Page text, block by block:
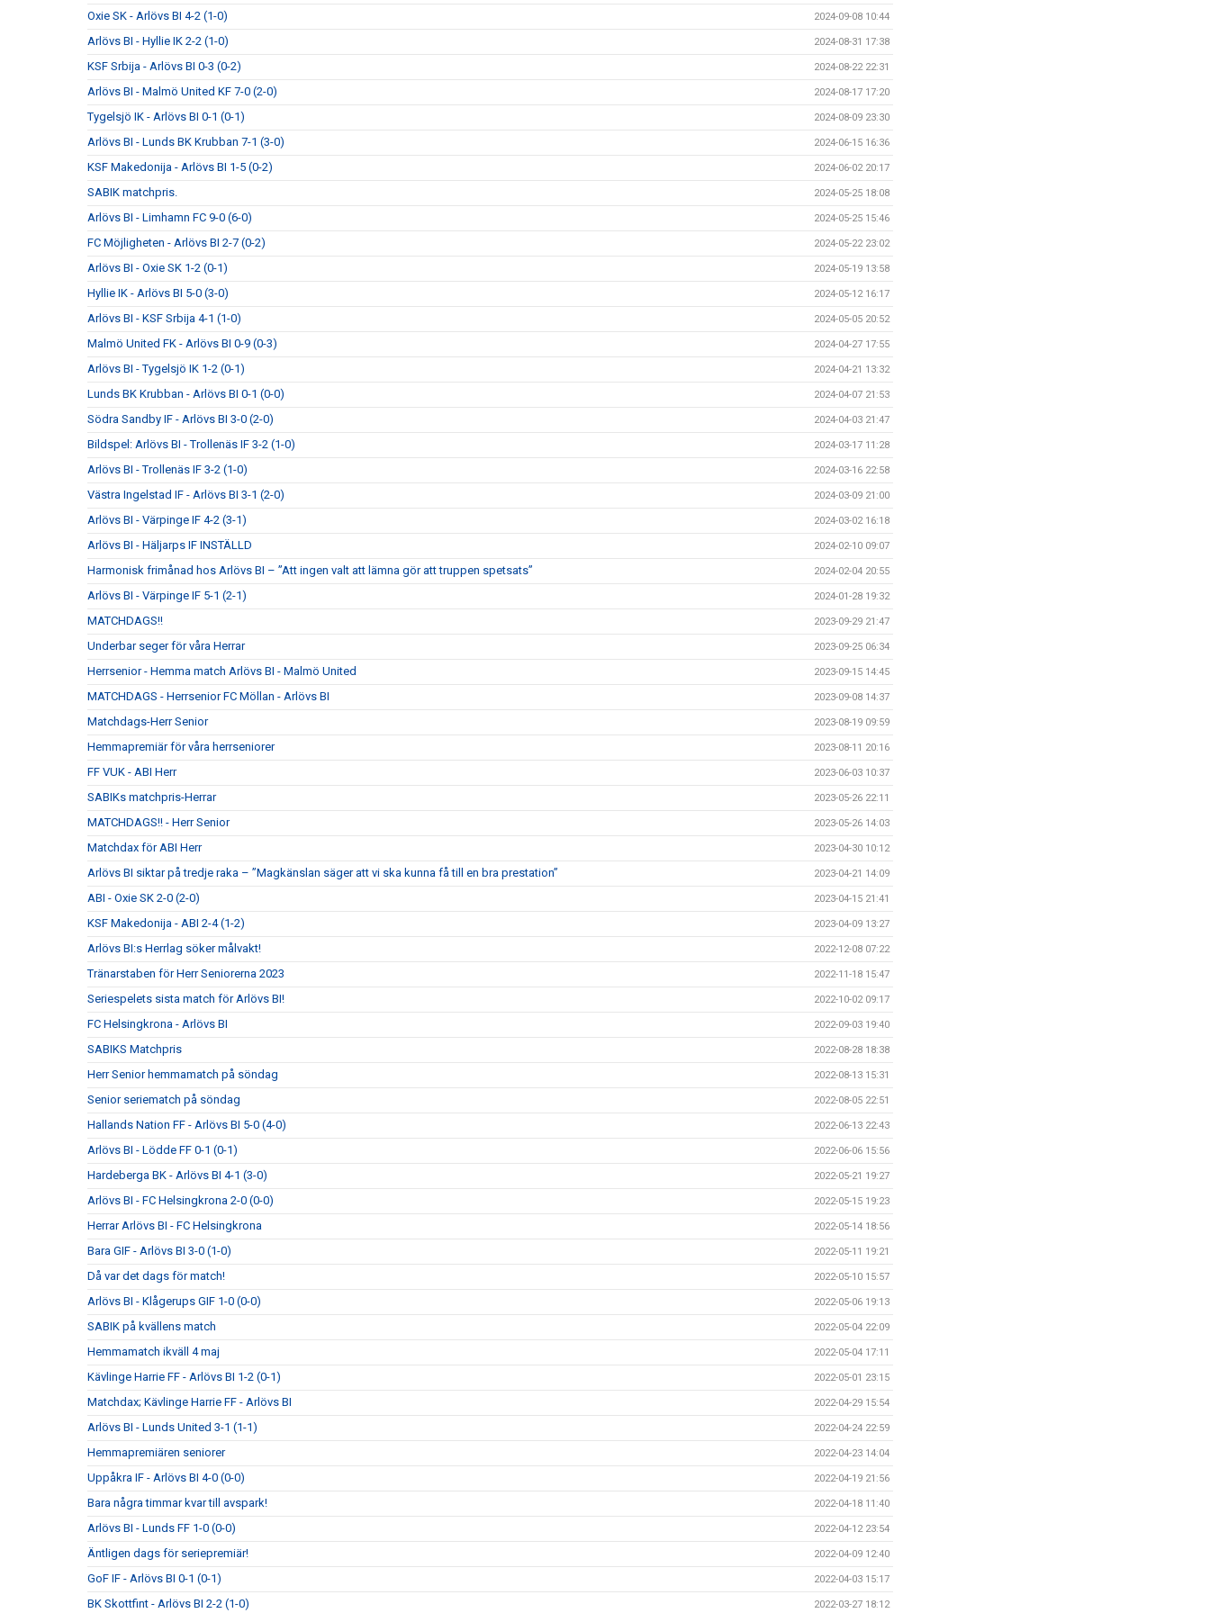
Oxie SK - Arlövs BI 4-2 (1-0) 2024-09-08 10:44
Arlövs BI - Hyllie IK 2-2 (1-0) 2024-08-31 17:38
KSF Srbija - Arlövs BI 0-3 (0-2) 2024-08-22 22:31
Arlövs BI - Malmö United KF 7-0 (2-0) 2024-08-17 17:20
Tygelsjö IK - Arlövs BI 0-1 (0-1) 2024-08-09 23:30
Arlövs BI - Lunds BK Krubban 7-1 (3-0) 2024-06-15 16:36
KSF Makedonija - Arlövs BI 1-5 (0-2) 2024-06-02 20:17
SABIK matchpris. 2024-05-25 18:08
Arlövs BI - Limhamn FC 9-0 (6-0) 2024-05-25 15:46
FC Möjligheten - Arlövs BI 2-7 (0-2) 2024-05-22 23:02
Arlövs BI - Oxie SK 1-2 (0-1) 2024-05-19 13:58
Hyllie IK - Arlövs BI 5-0 (3-0) 2024-05-12 16:17
Arlövs BI - KSF Srbija 4-1 (1-0) 2024-05-05 20:52
Malmö United FK - Arlövs BI 0-9 (0-3) 2024-04-27 17:55
Arlövs BI - Tygelsjö IK 1-2 (0-1) 2024-04-21 13:32
Lunds BK Krubban - Arlövs BI 0-1 (0-0) 2024-04-07 21:53
Södra Sandby IF - Arlövs BI 3-0 (2-0) 2024-04-03 21:47
Bildspel: Arlövs BI - Trollenäs IF 3-2 (1-0) 2024-03-17 11:28
Arlövs BI - Trollenäs IF 3-2 (1-0) 2024-03-16 22:58
Västra Ingelstad IF - Arlövs BI 3-1 (2-0) 2024-03-09 21:00
Arlövs BI - Värpinge IF 4-2 (3-1) 2024-03-02 16:18
Arlövs BI - Häljarps IF INSTÄLLD 2024-02-10 09:07
Harmonisk frimånad hos Arlövs BI – ”Att ingen valt att lämna gör att truppen spetsats” 2024-02-04 20:55
Arlövs BI - Värpinge IF 5-1 (2-1) 2024-01-28 19:32
MATCHDAGS!! 2023-09-29 21:47
Underbar seger för våra Herrar 2023-09-25 06:34
Herrsenior - Hemma match Arlövs BI - Malmö United 2023-09-15 14:45
MATCHDAGS - Herrsenior FC Möllan - Arlövs BI 2023-09-08 14:37
Matchdags-Herr Senior 2023-08-19 09:59
Hemmapremiär för våra herrseniorer 2023-08-11 20:16
FF VUK - ABI Herr 2023-06-03 10:37
SABIKs matchpris-Herrar 2023-05-26 22:11
MATCHDAGS!! - Herr Senior 2023-05-26 14:03
Matchdax för ABI Herr 2023-04-30 10:12
Arlövs BI siktar på tredje raka – ”Magkänslan säger att vi ska kunna få till en bra prestation” 2023-04-21 14:09
ABI - Oxie SK 2-0 (2-0) 2023-04-15 21:41
KSF Makedonija - ABI 2-4 (1-2) 2023-04-09 13:27
Arlövs BI:s Herrlag söker målvakt! 2022-12-08 07:22
Tränarstaben för Herr Seniorerna 2023 2022-11-18 15:47
Seriespelets sista match för Arlövs BI! 2022-10-02 09:17
FC Helsingkrona - Arlövs BI 2022-09-03 19:40
SABIKS Matchpris 2022-08-28 18:38
Herr Senior hemmamatch på söndag 2022-08-13 15:31
Senior seriematch på söndag 2022-08-05 22:51
Hallands Nation FF - Arlövs BI 5-0 (4-0) 2022-06-13 22:43
Arlövs BI - Lödde FF 0-1 (0-1) 2022-06-06 15:56
Hardeberga BK - Arlövs BI 4-1 (3-0) 2022-05-21 19:27
Arlövs BI - FC Helsingkrona 2-0 (0-0) 2022-05-15 19:23
Herrar Arlövs BI - FC Helsingkrona 2022-05-14 18:56
Bara GIF - Arlövs BI 3-0 (1-0) 2022-05-11 19:21
Då var det dags för match! 2022-05-10 15:57
Arlövs BI - Klågerups GIF 1-0 (0-0) 2022-05-06 19:13
SABIK på kvällens match 2022-05-04 22:09
Hemmamatch ikväll 4 maj 2022-05-04 17:11
Kävlinge Harrie FF - Arlövs BI 1-2 (0-1) 2022-05-01 23:15
Matchdax; Kävlinge Harrie FF - Arlövs BI 2022-04-29 15:54
Arlövs BI - Lunds United 3-1 (1-1) 2022-04-24 22:59
Hemmapremiären seniorer 2022-04-23 14:04
Uppåkra IF - Arlövs BI 4-0 (0-0) 2022-04-19 21:56
Bara några timmar kvar till avspark! 2022-04-18 11:40
Arlövs BI - Lunds FF 1-0 (0-0) 2022-04-12 23:54
Äntligen dags för seriepremiär! 2022-04-09 12:40
GoF IF - Arlövs BI 0-1 (0-1) 2022-04-03 15:17
BK Skottfint - Arlövs BI 2-2 (1-0) 2022-03-27 18:12